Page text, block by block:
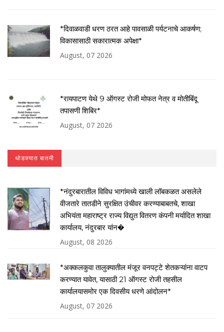
*दिवाळवाडी धरण ठरत आहे पावसाळी पर्यटनाचे आकर्षण;
विकासासाठी सकारात्मक अपेक्षा*
August, 07 2026
*रायपाटण येथे 9 ऑगस्ट रोजी मोफत नेत्र व मोतीबिंदू
तपासणी शिबिर*
August, 07 2026
थोडक्यात बातमी
*नंदुरबारातील विविध भागांमध्ये खाली लॉबकळत असलेले
वीजतारे तातडीने सुरक्षित उंचीवर करण्याबाबतचे, शाखा
अभियंता महाराष्ट्र राज्य विद्युत वितरण कंपनी मर्यादित शाखा
कार्यालय, नंदुरबार यांन�
August, 08 2026
*अक्कलकुवा तालुक्यातील मंजूर वनपट्टे शेतकऱ्यांना वाटप
करण्यात यावेत, यासाठी 21 ऑगस्ट रोजी तहसील
कार्यालयासमोर एक दिवसीय धरणे आंदोलन*
August, 07 2026